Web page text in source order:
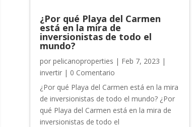
¿Por qué Playa del Carmen
está en la mira de
inversionistas de todo el
mundo?
por pelicanoproperties | Feb 7, 2023 |
invertir| 0 Comentario
¿Por qué Playa del Carmen está en la mira
de inversionistas de todo el mundo? ¿Por
qué Playa del Carmen está en la mira de
inversionistas de todo el